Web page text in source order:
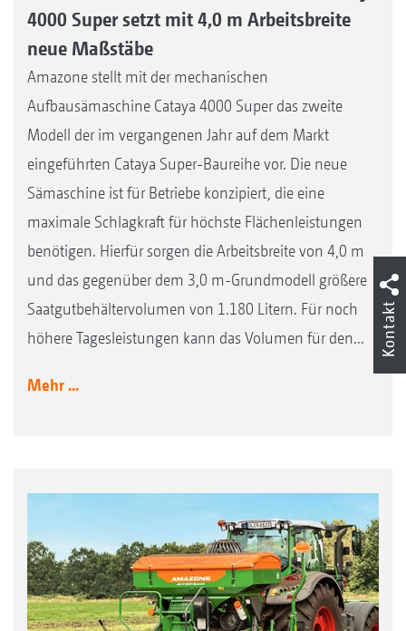
4000 Super setzt mit 4,0 m Arbeitsbreite
neue Maßstäbe
Amazone stellt mit der mechanischen
Aufbausämaschine Cataya 4000 Super das zweite
Modell der im vergangenen Jahr auf dem Markt
eingeführten Cataya Super-Baureihe vor. Die neue
Sämaschine ist für Betriebe konzipiert, die eine
maximale Schlagkraft für höchste Flächenleistungen
benötigen. Hierfür sorgen die Arbeitsbreite von 4,0 m
und das gegenüber dem 3,0 m-Grundmodell größere
Saatgutbehältervolumen von 1.180 Litern. Für noch
höhere Tagesleistungen kann das Volumen für den...
Mehr ...
Kontakt